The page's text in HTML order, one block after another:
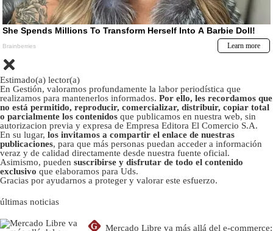
Estimado(a) lector(a)
En Gestión, valoramos profundamente la labor periodística que
realizamos para mantenerlos informados. Por ello, les recordamos que
no está permitido, reproducir, comercializar, distribuir, copiar total
o parcialmente los contenidos que publicamos en nuestra web, sin
autorizacion previa y expresa de Empresa Editora El Comercio S.A.
En su lugar, los invitamos a compartir el enlace de nuestras
publicaciones, para que más personas puedan acceder a información
veraz y de calidad directamente desde nuestra fuente oficial.
Asimismo, pueden suscribirse y disfrutar de todo el contenido
exclusivo que elaboramos para Uds.
Gracias por ayudarnos a proteger y valorar este esfuerzo.
últimas noticias
G
Mercado Libre va más allá del e-commerce: